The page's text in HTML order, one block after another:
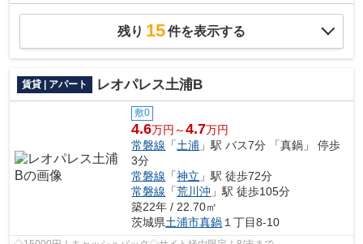
残り 15件を表示する
賃貸 | アパート レオパレス土浦B
敷0
4.6万円～4.7万円
常磐線 「土浦 」駅 バス7分 「真鍋」 停歩
3分
常磐線 「神立 」駅 徒歩72分
常磐線 「荒川沖 」駅 徒歩105分
築22年 / 22.70㎡
茨城県土浦市真鍋 １丁目8-10